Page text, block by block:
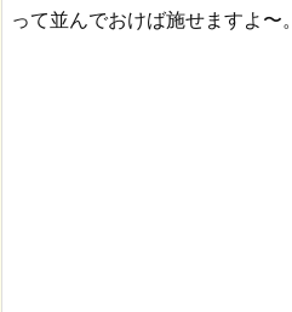
って並んでおけば施せますよ〜。